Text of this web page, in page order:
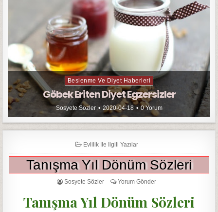
Beslenme Ve Diyet Haberleri
Göbek Eriten Diyet Egzersizler
Sosyete Sözler 2020-04-18 0 Yorum
Evlilik Ile Ilgili Yazılar
Tanışma Yıl Dönüm Sözleri
Sosyete Sözler Yorum Gönder
Tanışma Yıl Dönüm Sözleri